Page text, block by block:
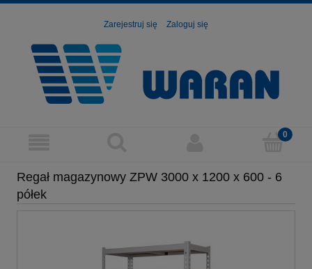
Zarejestruj się Zaloguj się
Regał magazynowy ZPW 3000 x 1200 x 600 - 6
półek